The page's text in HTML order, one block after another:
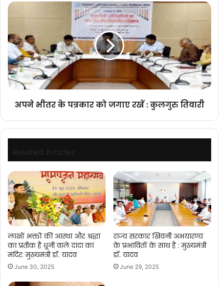
के
लिए
कर
रही
है
प्रदेश
सरकार
मुख्यमंत्री
यादव
अपने
भीतर
पत्रकार
को
जगाए
रखें
:
कुलगुरु
अपने भीतर के पत्रकार को जगाए रखें : कुलगुरु तिवारी
लाखों भक्तों की आस्था और श्रद्धा
का प्रतीक है धूनी वाले दादा का
मंदिर: मुख्यमंत्री डॉ. यादव
June 30, 2025
राज्य सरकार खिवनी अभयारण्य
के प्रभावितों के साथ है : मुख्यमंत्री
डॉ. यादव
June 29, 2025